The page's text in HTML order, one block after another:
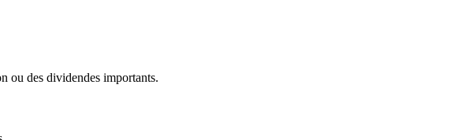
ou des dividendes importants.